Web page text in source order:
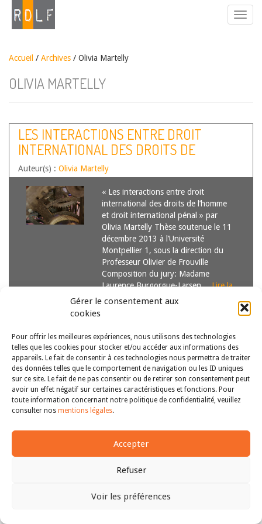
Gérer le consentement aux
cookies
Pour offrir les meilleures expériences, nous utilisons des technologies
telles que les cookies pour stocker et/ou accéder aux informations des
appareils. Le fait de consentir à ces technologies nous permettra de traiter
des données telles que le comportement de navigation ou les ID uniques
sur ce site. Le fait de ne pas consentir ou de retirer son consentement peut
avoir un effet négatif sur certaines caractéristiques et fonctions. Pour
toute information concernant notre politique de confidentialité, veuillez
consulter nos mentions légales.
Accepter
Refuser
Voir les préférences
Accueil / Archives / Olivia Martelly
OLIVIA MARTELLY
LES INTERACTIONS ENTRE DROIT
INTERNATIONAL DES DROITS DE
L’HOMME ET DROIT INTERNATIONAL
PÉNAL [RÉSUMÉ DE THÈSE]
Auteur(s) : Olivia Martelly
« Les interactions entre droit
international des droits de l’homme
et droit international pénal » par
Olivia Martelly Thèse soutenue le 11
décembre 2013 à l’Université
Montpellier 1, sous la direction du
Professeur Olivier de Frouville
Composition du jury: Madame
Laurence Burgorgue-Larsen…Lire la
Copyright © 2011-2026Revue des droits et libertés fondamentaux
| Tous droits réservés |mentions légales